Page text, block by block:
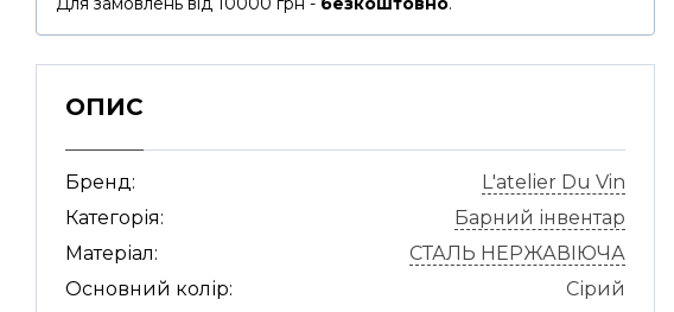
ОПИС
Бренд:
L'atelier Du Vin
Категорія:
Барний інвентар
Матеріал:
СТАЛЬ НЕРЖАВІЮЧА
Основний колір:
Сірий